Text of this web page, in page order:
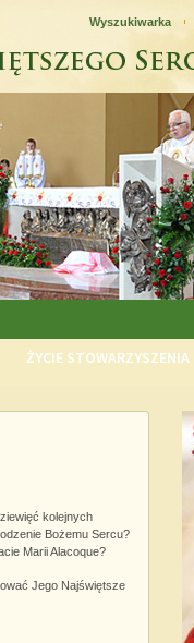
Wyszukiwarka
ŻYCIE STOWARZYSZENIA
kolejnych
Bożemu Sercu?
Marii Alacoque?
Jego Najświętsze